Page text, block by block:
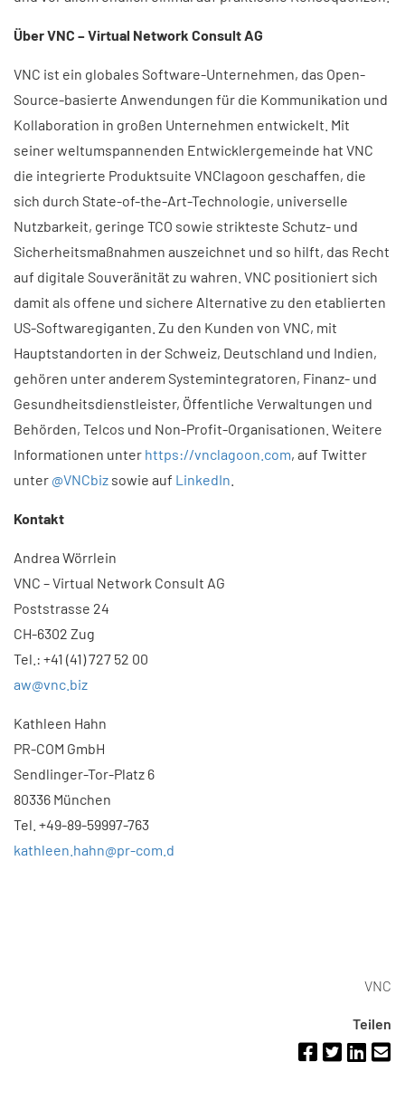
Über VNC – Virtual Network Consult AG​
VNC ist ein globales Software-Unternehmen, das Open-
Source-basierte Anwendungen für die Kommunikation und
Kollaboration in großen Unternehmen entwickelt. Mit
seiner weltumspannenden Entwicklergemeinde hat VNC
die integrierte Produktsuite VNClagoon geschaffen, die
sich durch State-of-the-Art-Technologie, universelle
Nutzbarkeit, geringe TCO sowie strikteste Schutz- und
Sicherheitsmaßnahmen auszeichnet und so hilft, das Recht
auf digitale Souveränität zu wahren. VNC positioniert sich
damit als offene und sichere Alternative zu den etablierten
US-Softwaregiganten. Zu den Kunden von VNC, mit
Hauptstandorten in der Schweiz, Deutschland und Indien,
gehören unter anderem Systemintegratoren, Finanz- und
Gesundheitsdienstleister, Öffentliche Verwaltungen und
Behörden, Telcos und Non-Profit-Organisationen. Weitere
Informationen unter https://vnclagoon.com, auf Twitter
unter @VNCbiz sowie auf LinkedIn
Kontakt
Andrea Wörrlein
VNC – Virtual Network Consult AG
Poststrasse 24
CH-6302 Zug
Tel.: +41 (41) 727 52 00
aw@vnc.biz
Kathleen Hahn
PR-COM GmbH
Sendlinger-Tor-Platz 6
80336 München
Tel. +49-89-59997-763
kathleen.hahn@pr-com.d
VNC
Teilen